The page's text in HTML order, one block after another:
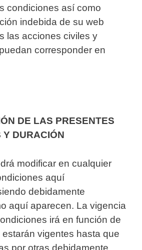
condiciones así como
indebida de su web
las acciones civiles y
corresponder en
DE LAS PRESENTES
Y DURACIÓN
modificar en cualquier
aquí
debidamente
aquí aparecen. La vigencia
irá en función de
vigentes hasta que
por otras debidamente